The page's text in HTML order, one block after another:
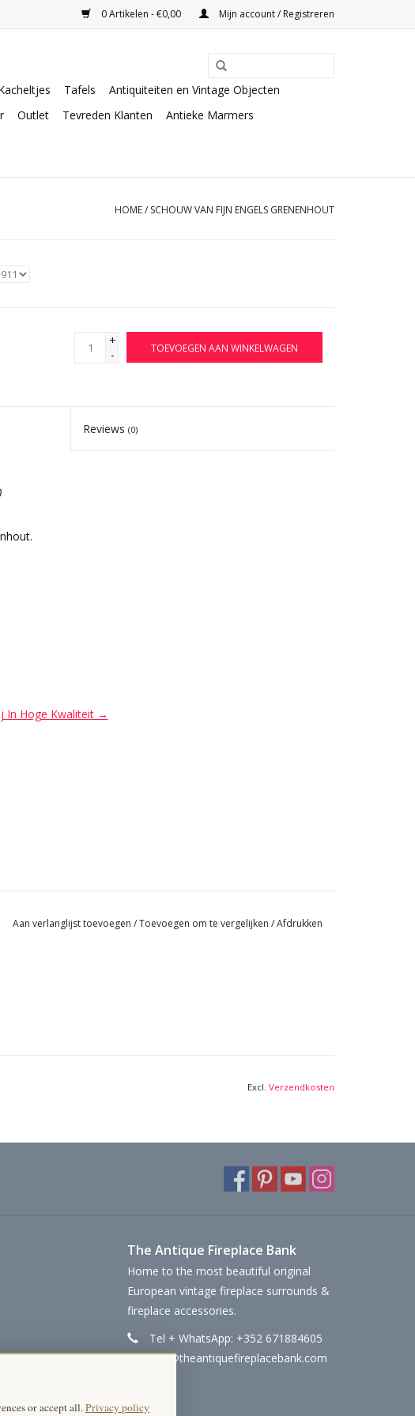
0 Artikelen - €0,00 Mijn account / Registreren
Tafels
Antiquiteiten en Vintage Objecten
Outlet Tevreden Klanten
Antieke Marmers
HOME/ SCHOUW VAN FIJN ENGELS GRENENHOUT
+
-
TOEVOEGEN AAN WINKELWAGEN
Reviews(0)
In Hoge Kwaliteit →
Aan verlanglijst toevoegen /Toevoegen om te vergelijken /Afdrukken
Excl. Verzendkosten
The Antique Fireplace Bank
Home to the most beautiful original
European vintage fireplace surrounds &
fireplace accessories.
Tel + WhatsApp: +352 671884605
info@theantiquefireplacebank.com
or accept all.Privacy policy